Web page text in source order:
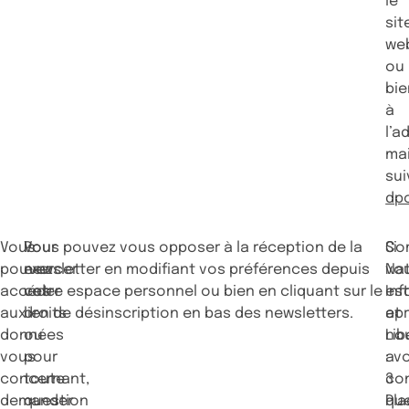
ou
à
Vous
pouvez
accéder
aux
données
vous
concernant,
demander
Pour
exercer
ces
droits
ou
pour
toute
question
Vous pouvez vous opposer à la réception de la
newsletter en modifiant vos préférences depuis
votre espace personnel ou bien en cliquant sur le
lien de désinscription en bas des newsletters.
Si
et
:
3